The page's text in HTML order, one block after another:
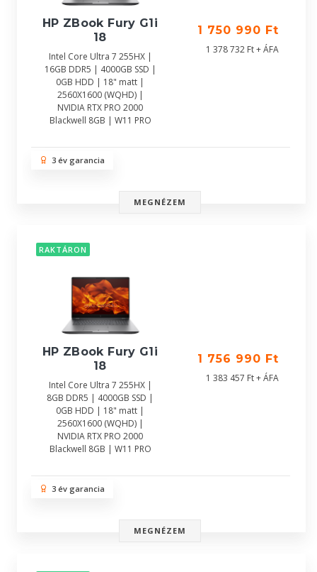
HP ZBook Fury G1i
18
Intel Core Ultra 7 255HX |
16GB DDR5 | 4000GB SSD |
0GB HDD | 18" matt |
2560X1600 (WQHD) |
NVIDIA RTX PRO 2000
Blackwell 8GB | W11 PRO
1 750 990 Ft
1 378 732 Ft + ÁFA
3 év garancia
MEGNÉZEM
RAKTÁRON
HP ZBook Fury G1i
18
Intel Core Ultra 7 255HX |
8GB DDR5 | 4000GB SSD |
0GB HDD | 18" matt |
2560X1600 (WQHD) |
NVIDIA RTX PRO 2000
Blackwell 8GB | W11 PRO
1 756 990 Ft
1 383 457 Ft + ÁFA
3 év garancia
MEGNÉZEM